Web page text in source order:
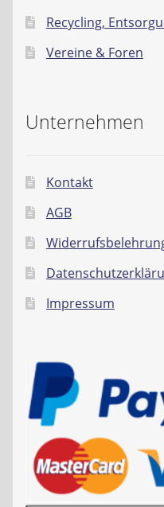
Recycling,
Vereine & Foren
Unternehmen
Kontakt
AGB
Impressum